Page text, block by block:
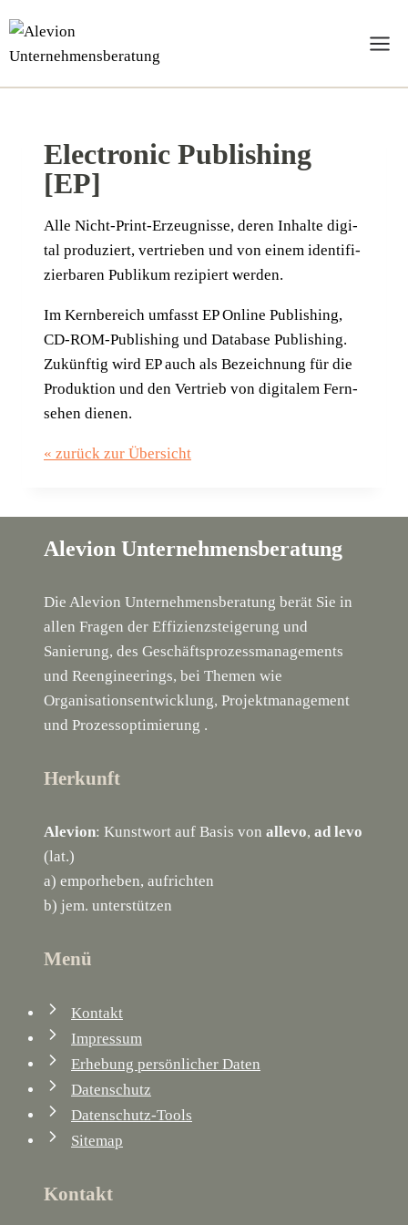
Inhalt
springen
Electronic Publishing
[EP]
Alle Nicht-Print-Erzeug­nis­se, deren Inhal­te digi­
tal pro­du­ziert, ver­trie­ben und von einem iden­ti­fi­
zier­ba­ren Publi­kum rezi­piert werden.
Im Kern­be­reich umfasst EP Online Publi­shing,
CD-ROM-Publi­shing und Data­ba­se Publi­shing.
Zukünf­tig wird EP auch als Bezeich­nung für die
Pro­duk­ti­on und den Ver­trieb von digi­ta­lem Fern­
se­hen dienen.
« zurück zur Übersicht
Alevion Unternehmensberatung
Die Alevion Unternehmensberatung berät Sie in
allen Fragen der Effizienzsteigerung und
Sanierung, des Geschäftsprozessmanagements
und Reengineerings, bei Themen wie
Organisationsentwicklung, Projektmanagement
und Prozessoptimierung .
Herkunft
Alevion: Kunstwort auf Basis von allevo, ad levo
(lat.)
a) emporheben, aufrichten
b) jem. unterstützen
Menü
Kontakt
Impressum
Erhebung persönlicher Daten
Datenschutz
Datenschutz-Tools
Sitemap
Kontakt